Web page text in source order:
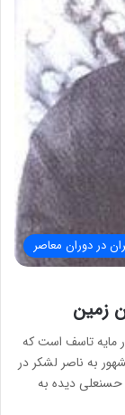
در دوران معاصر
زمین
مایه تاسف است که
به ناصر لشکر در
حسنعلی دیده به